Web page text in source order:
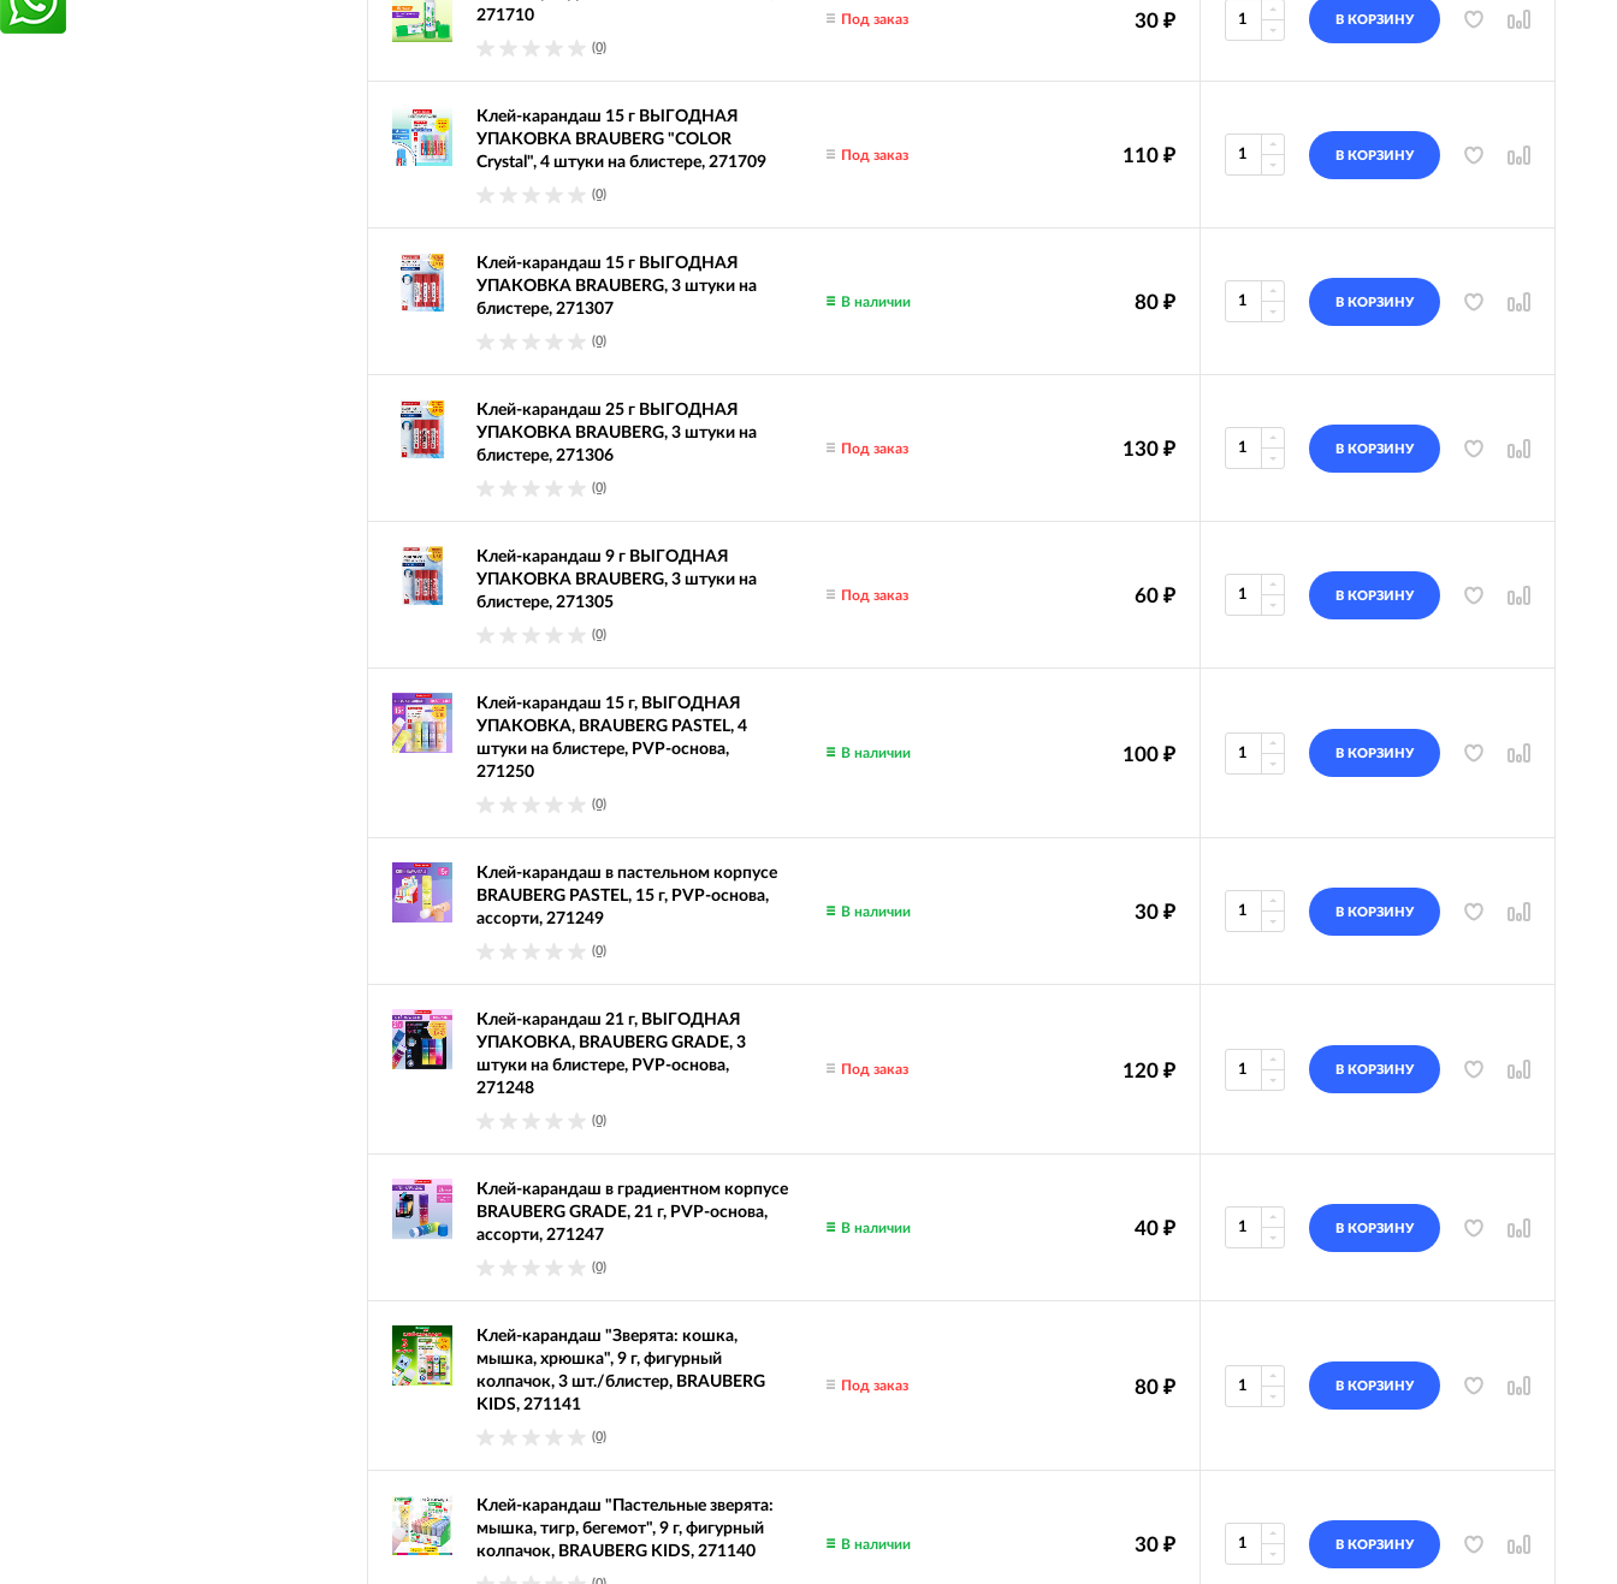
271710
(0)
30 ₽
Под заказ В КОРЗИНУ
Клей-карандаш 15 г ВЫГОДНАЯ
УПАКОВКА BRAUBERG "COLOR
Crystal", 4 штуки на блистере, 271709
(0)
110 ₽
Под заказ В КОРЗИНУ
Клей-карандаш 15 г ВЫГОДНАЯ
УПАКОВКА BRAUBERG, 3 штуки на
блистере, 271307
(0)
80 ₽
В наличии В КОРЗИНУ
Клей-карандаш 25 г ВЫГОДНАЯ
УПАКОВКА BRAUBERG, 3 штуки на
блистере, 271306
(0)
130 ₽
Под заказ В КОРЗИНУ
Клей-карандаш 9 г ВЫГОДНАЯ
УПАКОВКА BRAUBERG, 3 штуки на
блистере, 271305
(0)
60 ₽
Под заказ В КОРЗИНУ
Клей-карандаш 15 г, ВЫГОДНАЯ
УПАКОВКА, BRAUBERG PASTEL, 4
штуки на блистере, PVP-основа,
271250
(0)
100 ₽
В наличии В КОРЗИНУ
Клей-карандаш в пастельном корпусе
BRAUBERG PASTEL, 15 г, PVP-основа,
ассорти, 271249
(0)
30 ₽
В наличии В КОРЗИНУ
Клей-карандаш 21 г, ВЫГОДНАЯ
УПАКОВКА, BRAUBERG GRADE, 3
штуки на блистере, PVP-основа,
271248
(0)
120 ₽
Под заказ В КОРЗИНУ
Клей-карандаш в градиентном корпусе
BRAUBERG GRADE, 21 г, PVP-основа,
ассорти, 271247
(0)
40 ₽
В наличии В КОРЗИНУ
Клей-карандаш "Зверята: кошка,
мышка, хрюшка", 9 г, фигурный
колпачок, 3 шт./блистер, BRAUBERG
KIDS, 271141
(0)
80 ₽
Под заказ В КОРЗИНУ
Клей-карандаш "Пастельные зверята:
мышка, тигр, бегемот", 9 г, фигурный
колпачок, BRAUBERG KIDS, 271140
30 ₽
В наличии В КОРЗИНУ